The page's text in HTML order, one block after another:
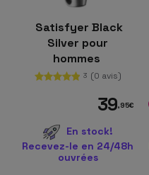
Satisfyer Black
Silver pour
hommes
3 (0 avis)
39,95€
En stock!
Recevez-le en 24/48h
ouvrées